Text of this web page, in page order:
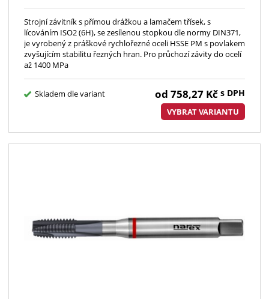
TOP, typ FNT, norma DIN371, lícování ISO2(6H);
kód 1920
Strojní závitník s přímou drážkou a lamačem třísek, s
lícováním ISO2 (6H), se zesílenou stopkou dle normy DIN371,
je vyrobený z práškové rychlořezné oceli HSSE PM s povlakem
zvyšujícím stabilitu řezných hran. Pro průchozí závity do ocelí
až 1400 MPa
Skladem dle variant od 758,27 Kč s DPH
VYBRAT VARIANTU